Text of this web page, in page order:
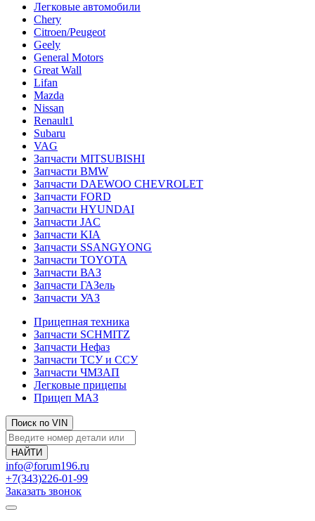
Легковые автомобили
Chery
Citroen/Peugeot
Geely
General Motors
Great Wall
Lifan
Mazda
Nissan
Renault1
Subaru
VAG
Запчасти MITSUBISHI
Запчасти BMW
Запчасти DAEWOO CHEVROLET
Запчасти FORD
Запчасти HYUNDAI
Запчасти JAC
Запчасти KIA
Запчасти SSANGYONG
Запчасти TOYOTA
Запчасти ВАЗ
Запчасти ГАЗель
Запчасти УАЗ
Прицепная техника
Запчасти SCHMITZ
Запчасти Нефаз
Запчасти ТСУ и ССУ
Запчасти ЧМЗАП
Легковые прицепы
Прицеп МАЗ
Поиск по VIN
info@forum196.ru
+7(343)226-01-99
Заказать звонок